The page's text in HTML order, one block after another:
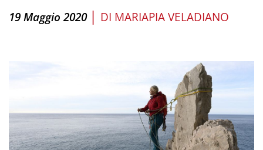
19 Maggio 2020 | DI MARIAPIA VELADIANO